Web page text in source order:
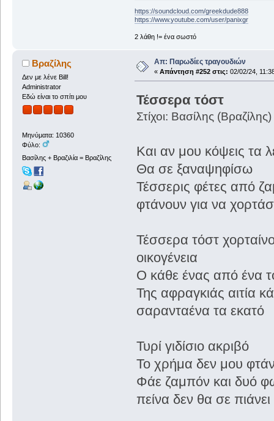
https://soundcloud.com/greekdude888
https://www.youtube.com/user/panixgr
2 λάθη != ένα σωστό
Βραζίλης
Δεν με λένε Bill!
Administrator
Εδώ είναι το σπίτι μου
Μηνύματα: 10360
Φύλο:
Βασίλης + Βραζιλία = Βραζίλης
Απ: Παρωδίες τραγουδιών
« Απάντηση #252 στις: 02/02/24,
Τέσσερα τόστ
Στίχοι: Βασίλης (Βραζίλης)
Και αν μου κόψεις τα
Θα σε ξαναψηφίσω
Τέσσερις φέτες από
φτάνουν για να
Τέσσερα τόστ
οικογένεια
Ο κάθε ένας από ένα
Της αφραγκιάς αιτία
σαρανταένα τα εκατό
Τυρί γιδίσιο ακριβό
Το χρήμα δεν μου
Φάε ζαμπόν και δυό
πείνα δεν θα σε πιάνει